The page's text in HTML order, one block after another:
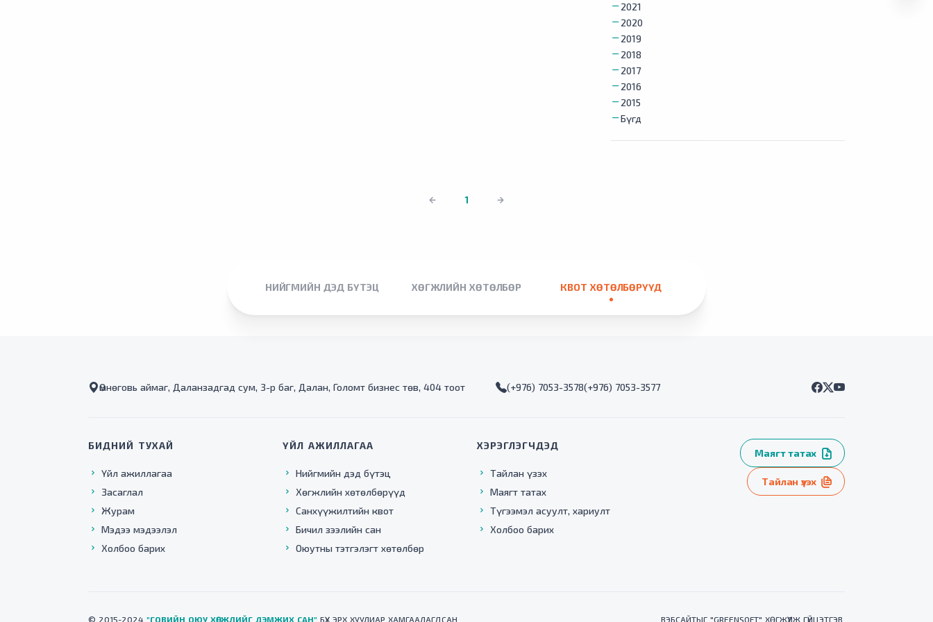
2021
2020
2019
2018
2017
2016
2015
Бүгд
1
НИЙГМИЙН ДЭД БҮТЭЦ ХӨГЖЛИЙН ХӨТӨЛБӨР КВОТ ХӨТӨЛБӨРҮҮД
Өмнөговь аймаг, Даланзадгад сум, 3-р баг, Далан, Голомт бизнес төв, 404 тоот (+976) 7053-3578(+976) 7053-3577
БИДНИЙ ТУХАЙ
Үйл ажиллагаа
Засаглал
Журам
Мэдээ мэдээлэл
Холбоо барих
ҮЙЛ АЖИЛЛАГАА
Нийгмийн дэд бүтэц
Хөгжлийн хөтөлбөрүүд
Санхүүжилтийн квот
Бичил зээлийн сан
Оюутны тэтгэлэгт хөтөлбөр
ХЭРЭГЛЭГЧДЭД
Тайлан үзэх
Маягт татах
Түгээмэл асуулт, хариулт
Холбоо барих
Маягт татах
Тайлан үзэх
© 2015-2024 "ГОВИЙН ОЮУ ХӨГЖЛИЙГ ДЭМЖИХ САН" БҮХ ЭРХ ХУУЛИАР ХАМГААЛАГДСАН ВЭБСАЙТЫГ "GREENSOFT" ХӨГЖҮҮЛЖ ГҮЙЦЭТГЭВ.